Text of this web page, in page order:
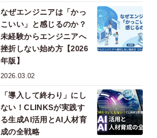
なぜエンジニアは「かっ
こいい」と感じるのか？
未経験からエンジニアへ
挫折しない始め方【2026
年版】
2026.03.02
「導入して終わり」にし
ない！CLINKSが実践す
る生成AI活用とAI人材育
成の全戦略